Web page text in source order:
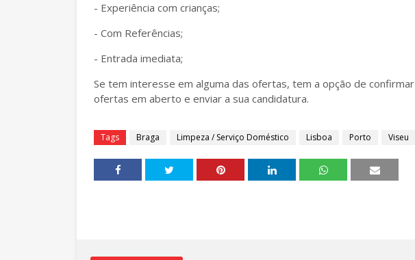
- Experiência com crianças;
- Com Referências;
- Entrada imediata;
Se tem interesse em alguma das ofertas, tem a opção de confirmar
ofertas em aberto e enviar a sua candidatura.
Tags Braga Limpeza / Serviço Doméstico Lisboa Porto Viseu